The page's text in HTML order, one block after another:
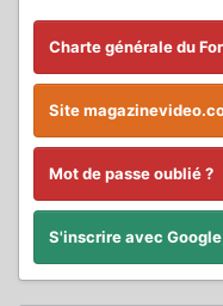
Charte générale du
Site
Mot de passe oublié ?
S'inscrire avec